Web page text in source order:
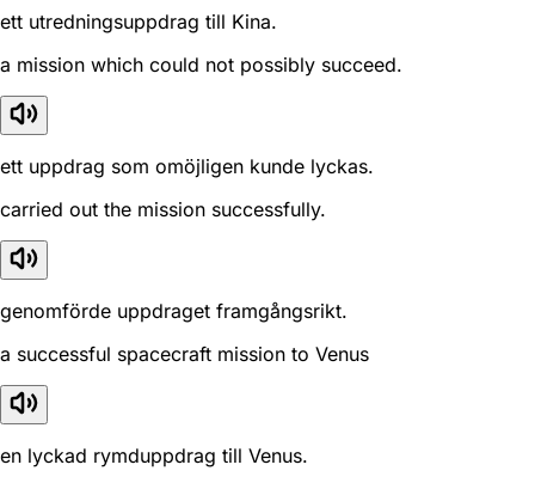
ett utredningsuppdrag till Kina.
a mission which could not possibly succeed.
ett uppdrag som omöjligen kunde lyckas.
carried out the mission successfully.
genomförde uppdraget framgångsrikt.
a successful spacecraft mission to Venus
en lyckad rymduppdrag till Venus.